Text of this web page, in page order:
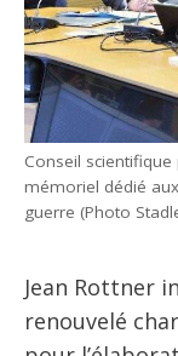
Conseil
mémoriel dédié
guerre (Photo
Jean Rottner
renouvelé